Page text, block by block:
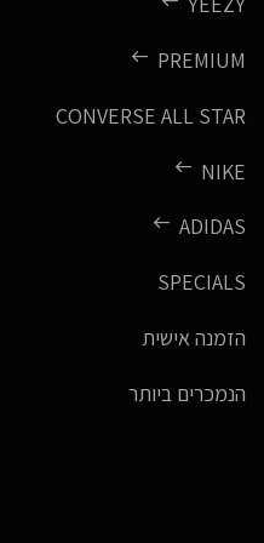
PREMIUM
CONVERSE ALL STAR
NIKE
ADIDAS
SPECIALS
הזמנה אישית
הנמכרים ביותר